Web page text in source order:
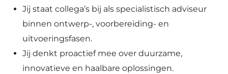
Jij staat collega’s bij als specialistisch adviseur
binnen ontwerp-, voorbereiding- en
uitvoeringsfasen.
Jij denkt proactief mee over duurzame,
innovatieve en haalbare oplossingen.